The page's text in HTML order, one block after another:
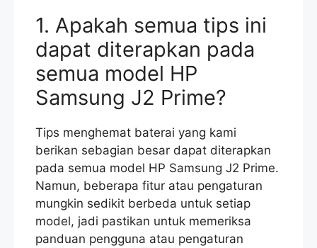
1. Apakah semua tips ini
dapat diterapkan pada
semua model HP
Samsung J2 Prime?
Tips menghemat baterai yang kami
berikan sebagian besar dapat diterapkan
pada semua model HP Samsung J2 Prime.
Namun, beberapa fitur atau pengaturan
mungkin sedikit berbeda untuk setiap
model, jadi pastikan untuk memeriksa
panduan pengguna atau pengaturan